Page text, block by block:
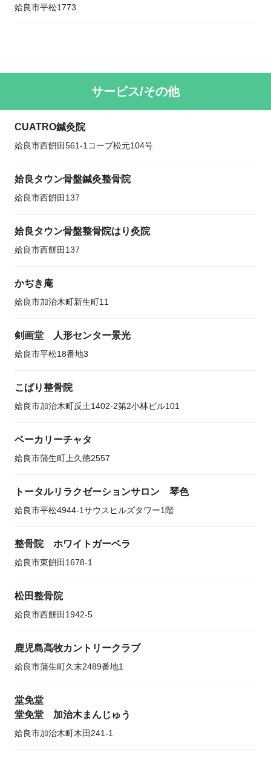
姶良市平松1773
サービス/その他
CUATRO鍼灸院
姶良市西餠田561-1コープ松元104号
姶良タウン骨盤鍼灸整骨院
姶良市西餠田137
姶良タウン骨盤整骨院はり灸院
姶良市西餅田137
かぢき庵
姶良市加治木町新生町11
剣画堂 人形センター景光
姶良市平松18番地3
こばり整骨院
姶良市加治木町反土1402-2第2小林ビル101
ベーカリーチャタ
姶良市蒲生町上久徳2557
トータルリラクゼーションサロン 琴色
姶良市平松4944-1サウスヒルズタワー1階
整骨院 ホワイトガーベラ
姶良市東餠田1678-1
松田整骨院
姶良市西餅田1942-5
鹿児島高牧カントリークラブ
姶良市蒲生町久末2489番地1
堂免堂
堂免堂 加治木まんじゅう
姶良市加治木町木田241-1